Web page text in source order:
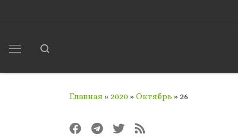
Главная »2020 »Октябрь »26